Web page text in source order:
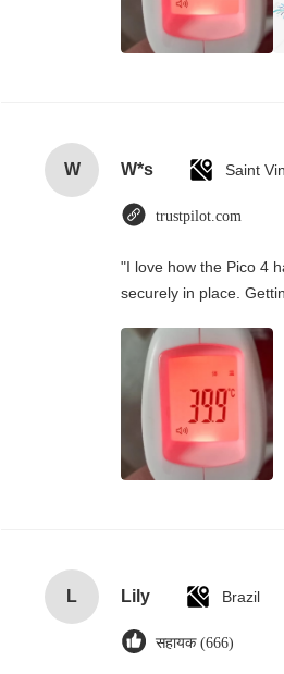
W W*s
trustpilot.com
"I love how the Pico 4
securely in place.
L Lily Brazil
सहायक (666)